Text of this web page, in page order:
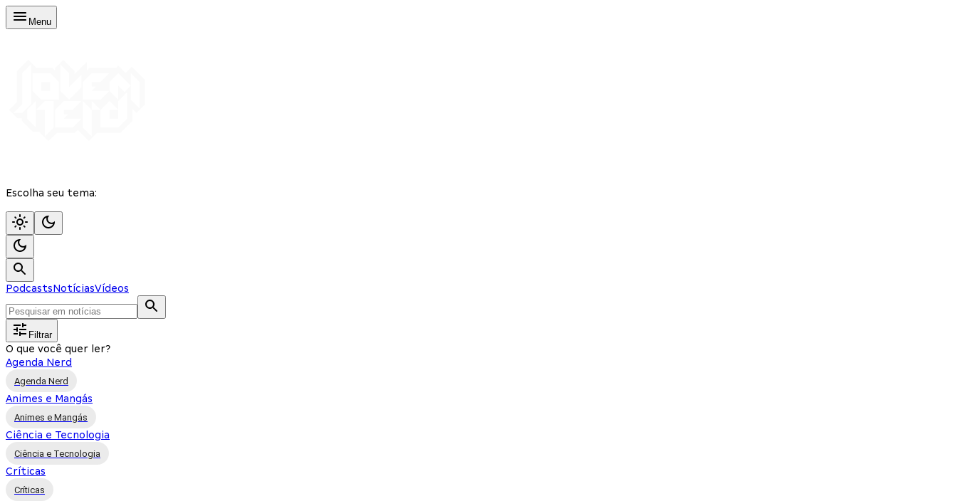
Menu
Escolha seu tema:
PodcastsNotíciasVídeos
Filtrar
O que você quer ler?
Agenda Nerd
Agenda Nerd
Animes e Mangás
Animes e Mangás
Ciência e Tecnologia
Ciência e Tecnologia
Críticas
Críticas